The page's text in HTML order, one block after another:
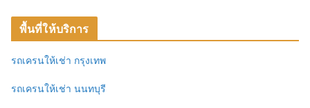
พื้นที่ให้บริการ
รถเครนให้เช่า กรุงเทพ
รถเครนให้เช่า นนทบุรี